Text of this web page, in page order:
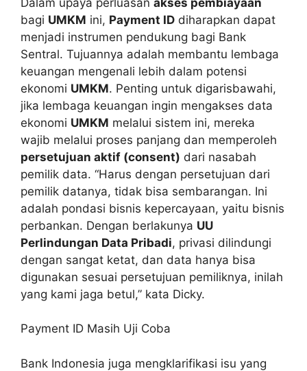
bagi UMKM ini, Payment ID diharapkan dapat
menjadi instrumen pendukung bagi Bank
Sentral. Tujuannya adalah membantu lembaga
keuangan mengenali lebih dalam potensi
ekonomi UMKM. Penting untuk digarisbawahi,
jika lembaga keuangan ingin mengakses data
ekonomi UMKM melalui sistem ini, mereka
wajib melalui proses panjang dan memperoleh
persetujuan aktif (consent) dari nasabah
pemilik data. “Harus dengan persetujuan dari
pemilik datanya, tidak bisa sembarangan. Ini
adalah pondasi bisnis kepercayaan, yaitu bisnis
perbankan. Dengan berlakunya UU
Perlindungan Data Pribadi, privasi dilindungi
dengan sangat ketat, dan data hanya bisa
digunakan sesuai persetujuan pemiliknya, inilah
yang kami jaga betul,” kata Dicky.
Payment ID Masih Uji Coba
Bank Indonesia juga mengklarifikasi isu yang